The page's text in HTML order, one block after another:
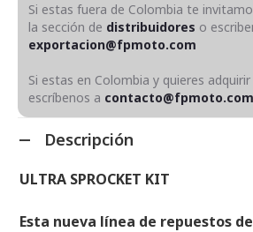
Si estas fuera de Colombia te
la sección de distribuidores o
exportacion@fpmoto.com
Si estas en Colombia y quieres
escríbenos a contacto@fpmoto.com
Descripción
ULTRA SPROCKET KIT
Esta nueva línea de repuestos